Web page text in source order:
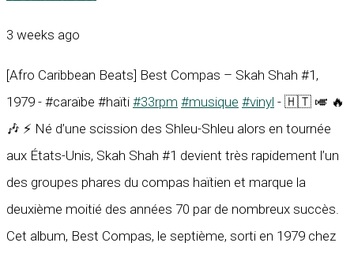
3 weeks ago
[Afro Caribbean Beats] Best Compas – Skah Shah #1,
1979 - #caraïbe #haïti #33rpm #musique #vinyl - 🇭🇹 🎺 🔥
🎶 ⚡ Né d’une scission des Shleu-Shleu alors en tournée
aux États-Unis, Skah Shah #1 devient très rapidement l’un
des groupes phares du compas haïtien et marque la
deuxième moitié des années 70 par de nombreux succès.
Cet album, Best Compas, le septième, sorti en 1979 chez